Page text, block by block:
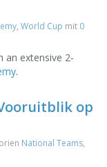
, World Cup mit 0
an extensive 2-
.
op
National Teams,